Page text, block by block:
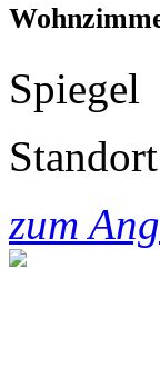
Spiegel
zum